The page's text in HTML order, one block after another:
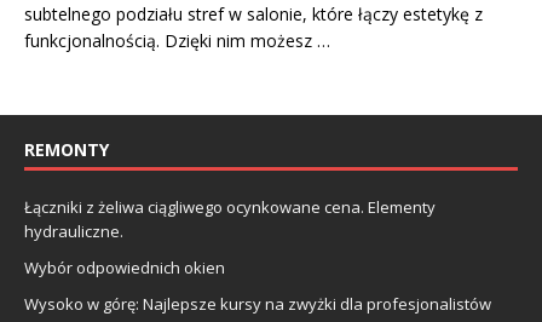
subtelnego podziału stref w salonie, które łączy estetykę z
funkcjonalnością. Dzięki nim możesz …
REMONTY
Łączniki z żeliwa ciągliwego ocynkowane cena. Elementy
hydrauliczne.
Wybór odpowiednich okien
Wysoko w górę: Najlepsze kursy na zwyżki dla profesjonalistów